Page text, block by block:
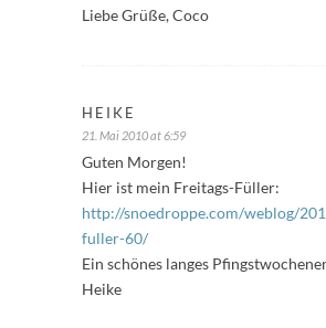
Liebe Grüße, Coco
HEIKE
21. Mai 2010 at 6:59
Guten Morgen!
Hier ist mein Freitags-Füller:
http://snoedroppe.com/weblog/
fuller-60/
Ein schönes langes
Heike